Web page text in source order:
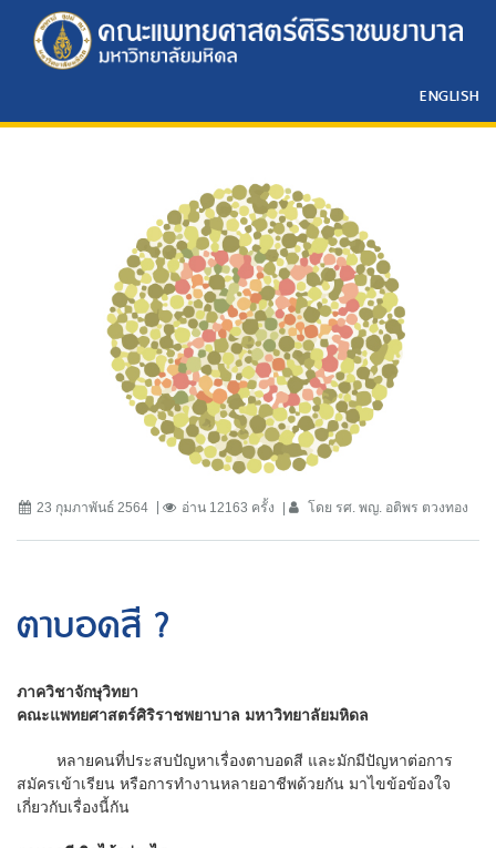
ENGLISH
23 กุมภาพันธ์ 2564 อ่าน 12163 ครั้ง โดย รศ. พญ. อติพร ตวงทอง
ตาบอดสี ?
ภาควิชาจักษุวิทยา
คณะแพทยศาสตร์ศิริราชพยาบาล มหาวิทยาลัยมหิดล
หลายคนที่ประสบปัญหาเรื่องตาบอดสี และมักมีปัญหาต่อการ
สมัครเข้าเรียน หรือการทำงานหลายอาชีพด้วยกัน มาไขข้อข้องใจ
เกี่ยวกับเรื่องนี้กัน